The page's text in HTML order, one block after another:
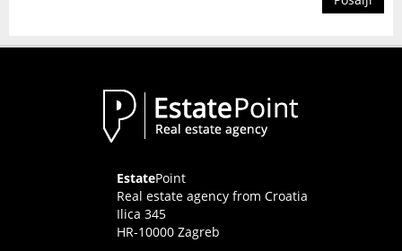
EstatePoint
Real estate agency from Croatia
Ilica 345
HR-10000 Zagreb